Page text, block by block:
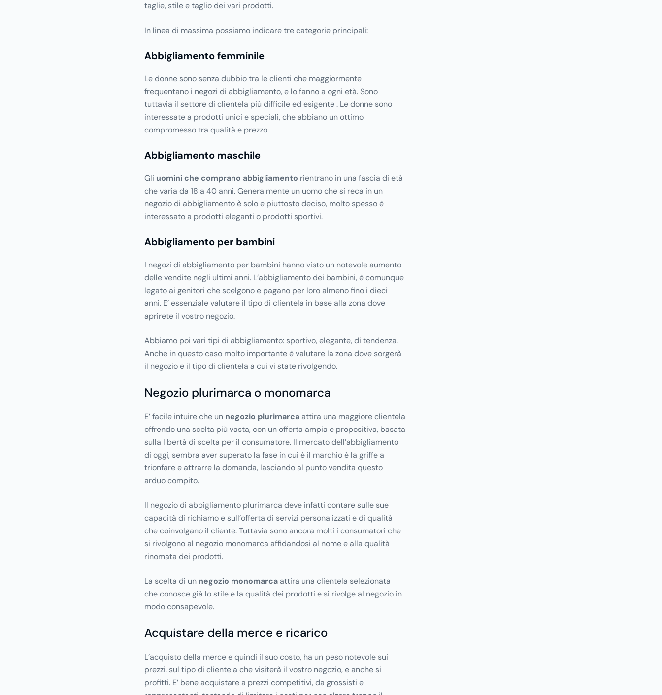
taglie, stile e taglio dei vari prodotti.
In linea di massima possiamo indicare tre categorie principali:
Abbigliamento femminile
Le donne sono senza dubbio tra le clienti che maggiormente
frequentano i negozi di abbigliamento, e lo fanno a ogni età. Sono
tuttavia il settore di clientela più difficile ed esigente . Le donne sono
interessate a prodotti unici e speciali, che abbiano un ottimo
compromesso tra qualità e prezzo.
Abbigliamento maschile
Gli uomini che comprano abbigliamento rientrano in una fascia di età
che varia da 18 a 40 anni. Generalmente un uomo che si reca in un
negozio di abbigliamento è solo e piuttosto deciso, molto spesso è
interessato a prodotti eleganti o prodotti sportivi.
Abbigliamento per bambini
I negozi di abbigliamento per bambini hanno visto un notevole aumento
delle vendite negli ultimi anni. L’abbigliamento dei bambini, è comunque
legato ai genitori che scelgono e pagano per loro almeno fino i dieci
anni. E’ essenziale valutare il tipo di clientela in base alla zona dove
aprirete il vostro negozio.
Abbiamo poi vari tipi di abbigliamento: sportivo, elegante, di tendenza.
Anche in questo caso molto importante è valutare la zona dove sorgerà
il negozio e il tipo di clientela a cui vi state rivolgendo.
Negozio plurimarca o monomarca
E’ facile intuire che unnegozio plurimarca attira una maggiore clientela
offrendo una scelta più vasta, con un offerta ampia e propositiva, basata
sulla libertà di scelta per il consumatore. Il mercato dell’abbigliamento
di oggi, sembra aver superato la fase in cui è il marchio è la griffe a
trionfare e attrarre la domanda, lasciando al punto vendita questo
arduo compito.
Il negozio di abbigliamento plurimarca deve infatti contare sulle sue
capacità di richiamo e sull’offerta di servizi personalizzati e di qualità
che coinvolgano il cliente. Tuttavia sono ancora molti i consumatori che
si rivolgono al negozio monomarca affidandosi al nome e alla qualità
rinomata dei prodotti.
La scelta di un negozio monomarca attira una clientela selezionata
che conosce già lo stile e la qualità dei prodotti e si rivolge al negozio in
modo consapevole.
Acquistare della merce e ricarico
L’acquisto della merce e quindi il suo costo, ha un peso notevole sui
prezzi, sul tipo di clientela che visiterà il vostro negozio, e anche si
profitti. E’ bene acquistare a prezzi competitivi, da grossisti e